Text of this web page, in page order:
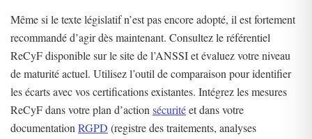
Même si le texte législatif n’est pas encore adopté, il est fortement
recommandé d’agir dès maintenant. Consultez le référentiel
ReCyF disponible sur le site de l’ANSSI et évaluez votre niveau
de maturité actuel. Utilisez l’outil de comparaison pour identifier
les écarts avec vos certifications existantes. Intégrez les mesures
ReCyF dans votre plan d’action sécuritéet dans votre
documentation RGPD (registre des traitements, analyses